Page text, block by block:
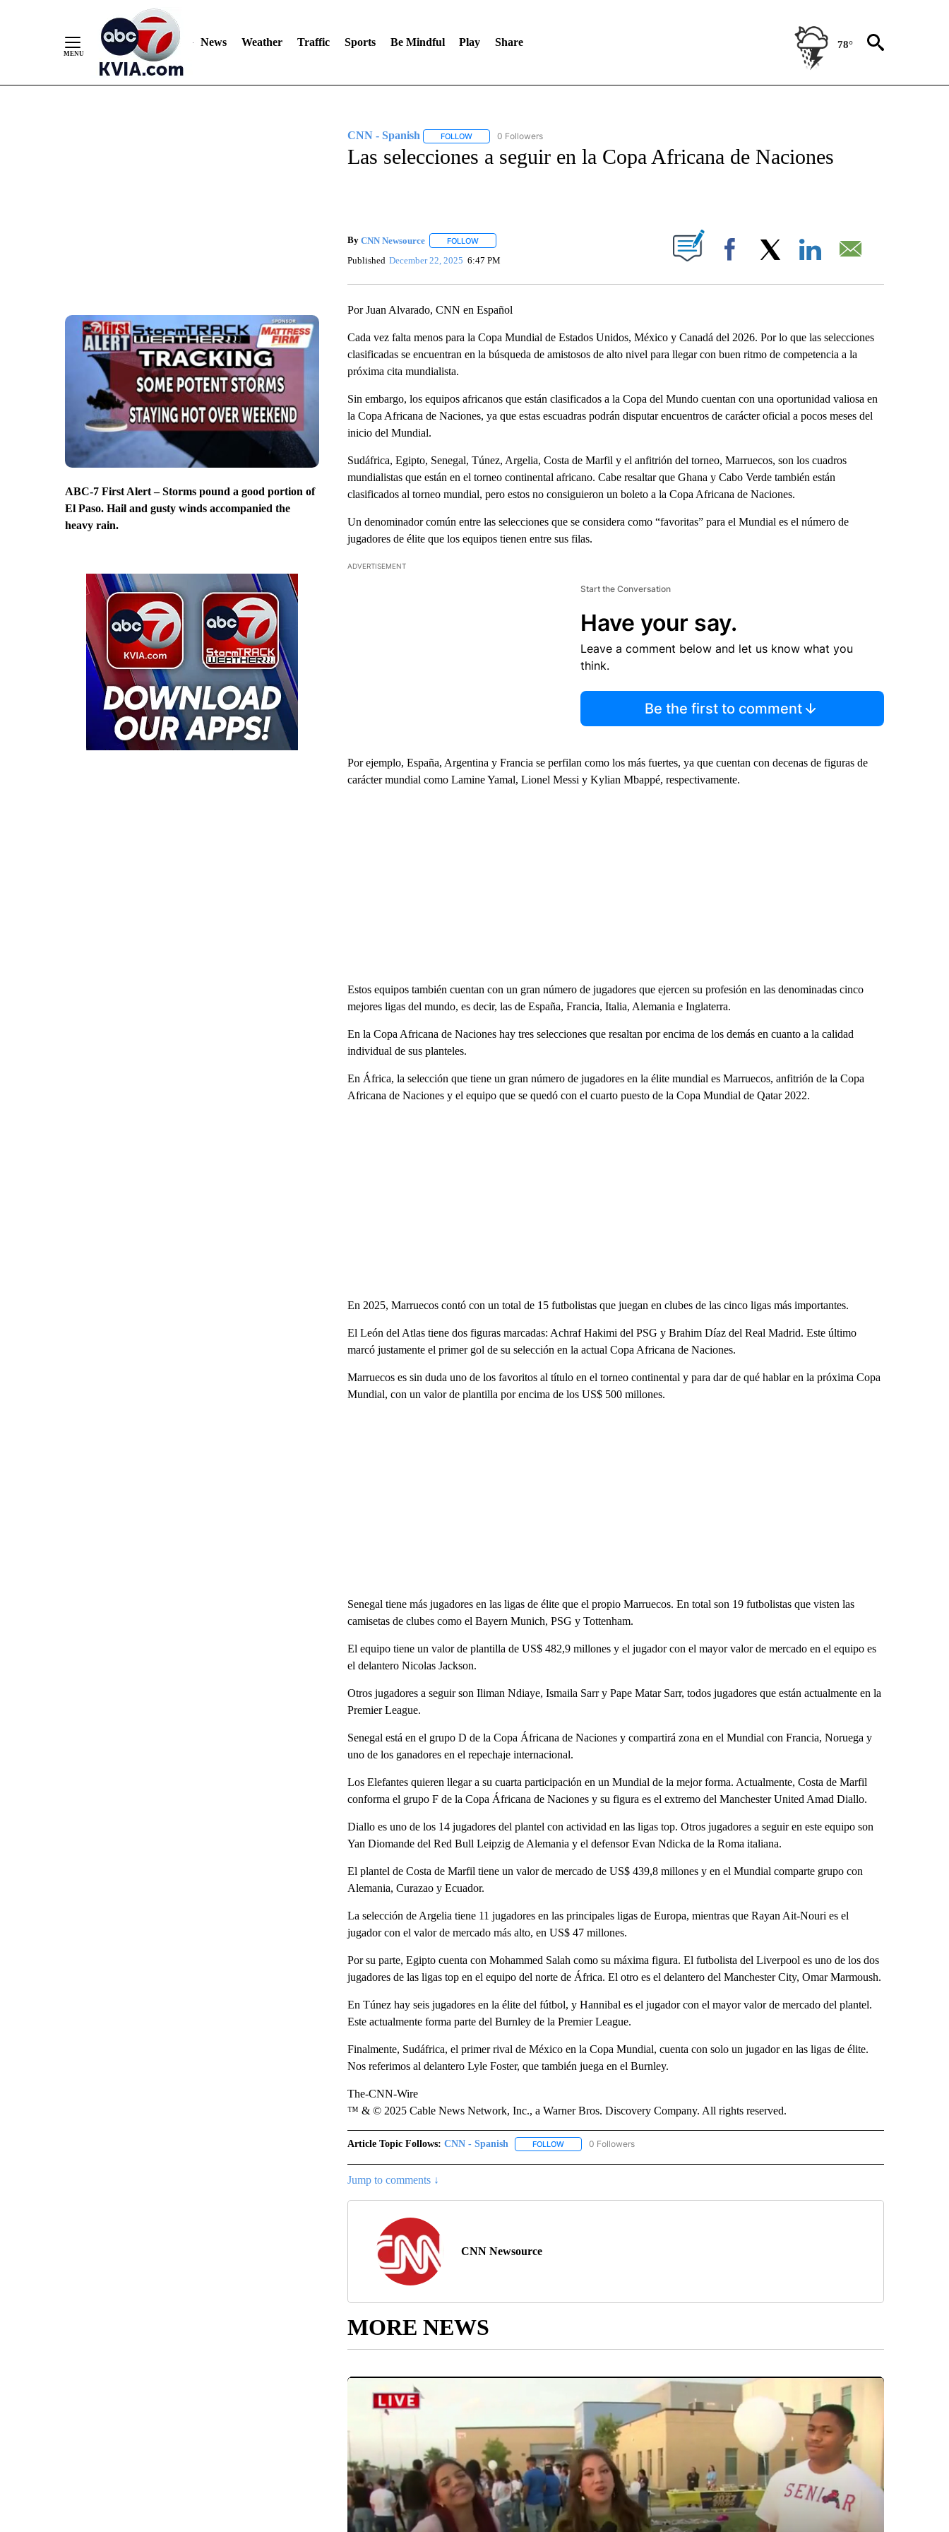
News Weather Traffic Sports Be Mindful Play Share 78°
ABC-7 First Alert – Storms pound a good portion of
El Paso. Hail and gusty winds accompanied the
heavy rain.
CNN - Spanish FOLLOWFOLLOW "CNN - SPANISH" TO RECEIVE NOTIFICATIONS ABOUT NEW PAGES ON "CNN - SPANISH".
0 Followers
Las selecciones a seguir en la Copa Africana de Naciones
By CNN Newsource FOLLOWFOLLOW "" TO RECEIVE NOTIFICATIONS ABOUT NEW PAGES ON "".
Published December 22, 2025 6:47 PM Facebook
Por Juan Alvarado, CNN en Español
Cada vez falta menos para la Copa Mundial de Estados Unidos, México y Canadá del 2026. Por lo que las selecciones
clasificadas se encuentran en la búsqueda de amistosos de alto nivel para llegar con buen ritmo de competencia a la
próxima cita mundialista.
Sin embargo, los equipos africanos que están clasificados a la Copa del Mundo cuentan con una oportunidad valiosa en
la Copa Africana de Naciones, ya que estas escuadras podrán disputar encuentros de carácter oficial a pocos meses del
inicio del Mundial.
Sudáfrica, Egipto, Senegal, Túnez, Argelia, Costa de Marfil y el anfitrión del torneo, Marruecos, son los cuadros
mundialistas que están en el torneo continental africano. Cabe resaltar que Ghana y Cabo Verde también están
clasificados al torneo mundial, pero estos no consiguieron un boleto a la Copa Africana de Naciones.
Un denominador común entre las selecciones que se considera como “favoritas” para el Mundial es el número de
jugadores de élite que los equipos tienen entre sus filas.
ADVERTISEMENT
Start the Conversation
Have your say.
Leave a comment below and let us know what you
think.
Be the first to comment
Por ejemplo, España, Argentina y Francia se perfilan como los más fuertes, ya que cuentan con decenas de figuras de
carácter mundial como Lamine Yamal, Lionel Messi y Kylian Mbappé, respectivamente.
Estos equipos también cuentan con un gran número de jugadores que ejercen su profesión en las denominadas cinco
mejores ligas del mundo, es decir, las de España, Francia, Italia, Alemania e Inglaterra.
En la Copa Africana de Naciones hay tres selecciones que resaltan por encima de los demás en cuanto a la calidad
individual de sus planteles.
En África, la selección que tiene un gran número de jugadores en la élite mundial es Marruecos, anfitrión de la Copa
Africana de Naciones y el equipo que se quedó con el cuarto puesto de la Copa Mundial de Qatar 2022.
En 2025, Marruecos contó con un total de 15 futbolistas que juegan en clubes de las cinco ligas más importantes.
El León del Atlas tiene dos figuras marcadas: Achraf Hakimi del PSG y Brahim Díaz del Real Madrid. Este último
marcó justamente el primer gol de su selección en la actual Copa Africana de Naciones.
Marruecos es sin duda uno de los favoritos al título en el torneo continental y para dar de qué hablar en la próxima Copa
Mundial, con un valor de plantilla por encima de los US$ 500 millones.
Senegal tiene más jugadores en las ligas de élite que el propio Marruecos. En total son 19 futbolistas que visten las
camisetas de clubes como el Bayern Munich, PSG y Tottenham.
El equipo tiene un valor de plantilla de US$ 482,9 millones y el jugador con el mayor valor de mercado en el equipo es
el delantero Nicolas Jackson.
Otros jugadores a seguir son Iliman Ndiaye, Ismaila Sarr y Pape Matar Sarr, todos jugadores que están actualmente en la
Premier League.
Senegal está en el grupo D de la Copa Áfricana de Naciones y compartirá zona en el Mundial con Francia, Noruega y
uno de los ganadores en el repechaje internacional.
Los Elefantes quieren llegar a su cuarta participación en un Mundial de la mejor forma. Actualmente, Costa de Marfil
conforma el grupo F de la Copa Áfricana de Naciones y su figura es el extremo del Manchester United Amad Diallo.
Diallo es uno de los 14 jugadores del plantel con actividad en las ligas top. Otros jugadores a seguir en este equipo son
Yan Diomande del Red Bull Leipzig de Alemania y el defensor Evan Ndicka de la Roma italiana.
El plantel de Costa de Marfil tiene un valor de mercado de US$ 439,8 millones y en el Mundial comparte grupo con
Alemania, Curazao y Ecuador.
La selección de Argelia tiene 11 jugadores en las principales ligas de Europa, mientras que Rayan Ait-Nouri es el
jugador con el valor de mercado más alto, en US$ 47 millones.
Por su parte, Egipto cuenta con Mohammed Salah como su máxima figura. El futbolista del Liverpool es uno de los dos
jugadores de las ligas top en el equipo del norte de África. El otro es el delantero del Manchester City, Omar Marmoush.
En Túnez hay seis jugadores en la élite del fútbol, y Hannibal es el jugador con el mayor valor de mercado del plantel.
Este actualmente forma parte del Burnley de la Premier League.
Finalmente, Sudáfrica, el primer rival de México en la Copa Mundial, cuenta con solo un jugador en las ligas de élite.
Nos referimos al delantero Lyle Foster, que también juega en el Burnley.
The-CNN-Wire
™ & © 2025 Cable News Network, Inc., a Warner Bros. Discovery Company. All rights reserved.
Article Topic Follows: CNN - Spanish FOLLOWFOLLOW "CNN - SPANISH" TO RECEIVE NOTIFICATIONS ABOUT NEW PAGES ON "CNN - SPANISH".
0 Followers
Jump to comments ↓
CNN Newsource
MORE NEWS